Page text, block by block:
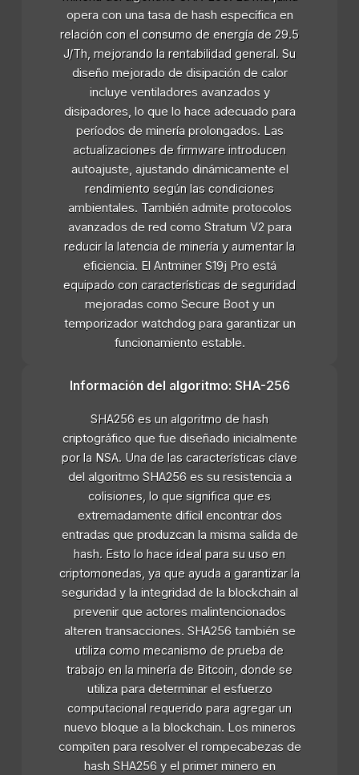
opera con una tasa de hash específica en
relación con el consumo de energía de 29.5
J/Th, mejorando la rentabilidad general. Su
diseño mejorado de disipación de calor
incluye ventiladores avanzados y
disipadores, lo que lo hace adecuado para
períodos de minería prolongados. Las
actualizaciones de firmware introducen
autoajuste, ajustando dinámicamente el
rendimiento según las condiciones
ambientales. También admite protocolos
avanzados de red como Stratum V2 para
reducir la latencia de minería y aumentar la
eficiencia. El Antminer S19j Pro está
equipado con características de seguridad
mejoradas como Secure Boot y un
temporizador watchdog para garantizar un
funcionamiento estable.
Información del algoritmo: SHA-256
SHA256 es un algoritmo de hash
criptográfico que fue diseñado inicialmente
por la NSA. Una de las características clave
del algoritmo SHA256 es su resistencia a
colisiones, lo que significa que es
extremadamente difícil encontrar dos
entradas que produzcan la misma salida de
hash. Esto lo hace ideal para su uso en
criptomonedas, ya que ayuda a garantizar la
seguridad y la integridad de la blockchain al
prevenir que actores malintencionados
alteren transacciones. SHA256 también se
utiliza como mecanismo de prueba de
trabajo en la minería de Bitcoin, donde se
utiliza para determinar el esfuerzo
computacional requerido para agregar un
nuevo bloque a la blockchain. Los mineros
compiten para resolver el rompecabezas de
hash SHA256 y el primer minero en